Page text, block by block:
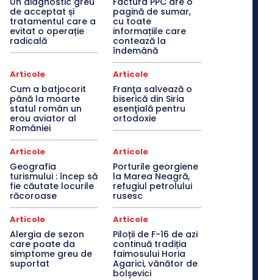
de acceptat și
tratamentul care a
evitat o operație
radicală
pagină de sumar,
cu toate
informațiile care
contează la
îndemână
Articole
Cum a batjocorit
până la moarte
statul român un
erou aviator al
României
Articole
Franţa salvează o
biserică din Siria
esenţială pentru
ortodoxie
Articole
Geografia
turismului : încep să
fie căutate locurile
răcoroase
Articole
Porturile georgiene
la Marea Neagră,
refugiul petrolului
rusesc
Articole
Alergia de sezon
care poate da
simptome greu de
suportat
Articole
Piloții de F-16 de azi
continuă tradiția
faimosului Horia
Agarici, vânător de
bolșevici